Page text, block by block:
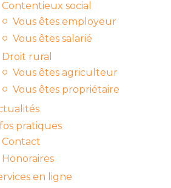
Contentieux social
Vous êtes employeur
Vous êtes salarié
Droit rural
Vous êtes agriculteur
Vous êtes propriétaire
pratiques
Contact
Honoraires
en ligne